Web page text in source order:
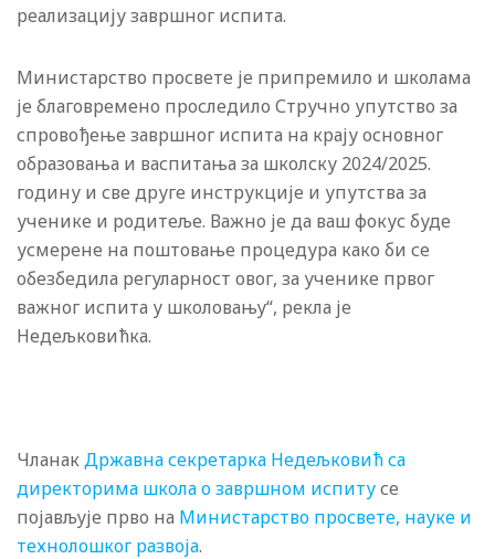
реализацију завршног испита.
Министарство просвете је припремило и школама
је благовремено проследило Стручно упутство за
спровођење завршног испита на крају основног
образовања и васпитања за школску 2024/2025.
годину и све друге инструкције и упутства за
ученике и родитеље. Важно је да ваш фокус буде
усмерене на поштовање процедура како би се
обезбедила регуларност овог, за ученике првог
важног испита у школовању“, рекла је
Недељковићка.
ЧланакДржавна секретарка Недељковић са
директорима школа о завршном испитусе
појављује прво на Министарство просвете, науке и
технолошког развоја.